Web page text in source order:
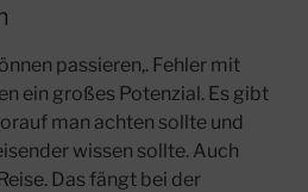
passieren,. Fehler mit
ein großes Potenzial. Es gibt
man achten sollte und
wissen sollte. Auch
Das fängt bei der